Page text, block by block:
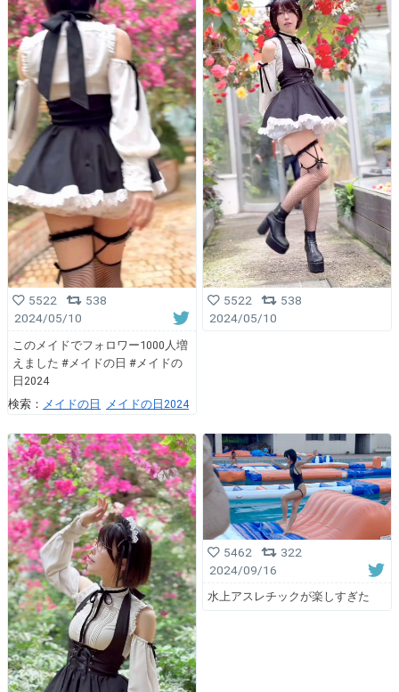
5522
538
2024/05/10
このメイドでフォロワー1000人増
えました #メイドの日 #メイドの
日2024
検索： メイドの日 メイドの日2024
5522
538
2024/05/10
5462
322
2024/09/16
水上アスレチックが楽しすぎた